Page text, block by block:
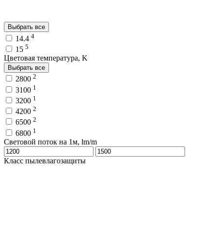
Выбрать все
14.4 4
15 5
Цветовая температура, K
Выбрать все
2800 2
3100 1
3200 1
4200 2
6500 2
6800 1
Световой поток на 1м, lm/m
Класс пылевлагозащиты